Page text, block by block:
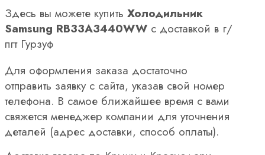
Здесь вы можете купить Холодильник
Samsung RB33A3440WW с доставкой в г/
пгт Гурзуф
Для оформления заказа достаточно
отправить заявку с сайта, указав свой номер
телефона. В самое ближайшее время с вами
свяжется менеджер компании для уточнения
деталей (адрес доставки, способ оплаты).